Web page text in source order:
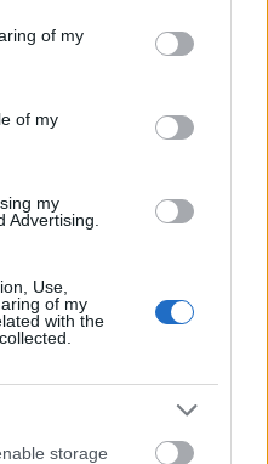
You may click to
and its third-party tags to
purposes in below Google
of my
of my
my
Advertising.
Use,
of my
with the
storage
καταθέσεις: Πότε
θεωρούνται κρυφή